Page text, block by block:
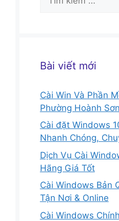
kiếm
Bài viết mới
Cài Win Và Phần
Phường Hoành
Cài đặt Windows
Nhanh Chóng,
Dịch Vụ Cài
Hãng Giá Tốt
Cài Windows Bản
Tận Nơi & Online
Cài Windows